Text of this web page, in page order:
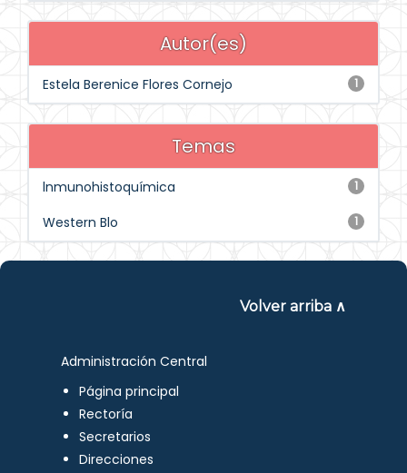
Autor(es)
1
Estela Berenice Flores Cornejo
Temas
1
lnmunohistoquímica
1
Western Blo
Volver arriba ∧
Administración Central
Página principal
Rectoría
Secretarios
Direcciones